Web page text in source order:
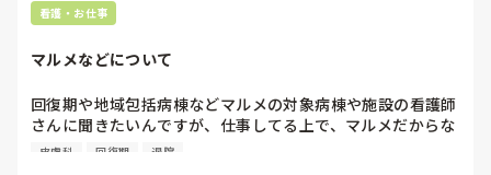
看護・お仕事
マルメなどについて
回復期や地域包括病棟などマルメの対象病棟や施設の看護師
さんに聞きたいんですが、仕事してる上で、マルメだからな
ーとか考えたりしますか？
皮膚科 回復期 退院